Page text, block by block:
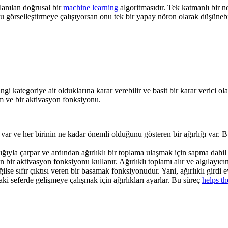
doğrusal birmachine learning algoritmasıdır. Tek katmanlı bir
görselleştirmeye çalışıyorsan onu tek bir yapay nöron olarak
kategoriye ait olduklarına karar verebilir ve basit bir karar verici
ve bir aktivasyon fonksiyonu.
ve her birinin ne kadar önemli olduğunu gösteren bir ağırlığı var.
çarpar ve ardından ağırlıklı bir toplama ulaşmak için sapma
bir aktivasyon fonksiyonu kullanır. Ağırlıklı toplamı alır ve
sıfır çıktısı veren bir basamak fonksiyonudur. Yani, ağırlıklı girdi
seferde gelişmeye çalışmak için ağırlıkları ayarlar. Bu süreç helps